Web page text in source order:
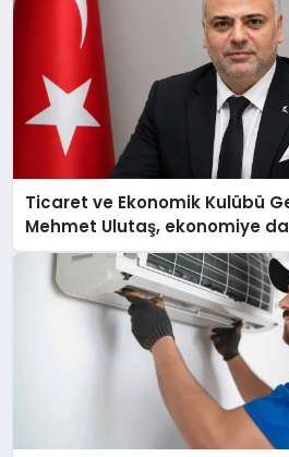
Ticaret ve Ekonomik Kulübü
Mehmet Ulutaş, ekonomiye
açıklamada şunları kaydetti: